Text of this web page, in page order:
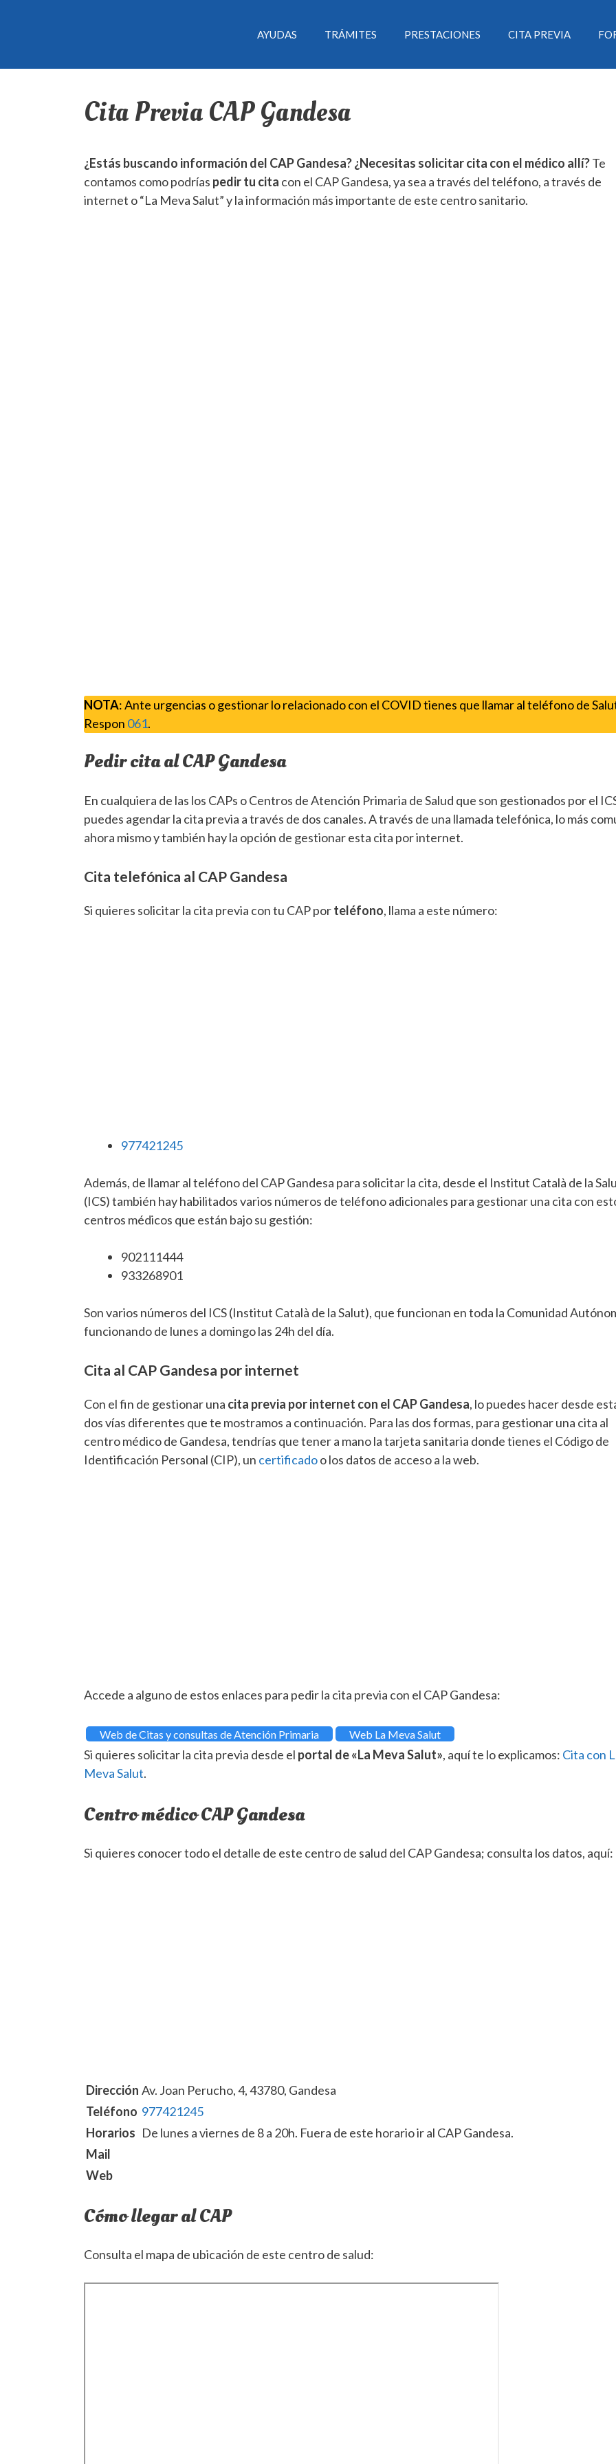
AYUDAS TRÁMITES PRESTACIONES CITA PREVIA
Cita Previa CAP Gandesa
¿Estás buscando información del CAP Gandesa? ¿Necesitas solicitar cita con el médico allí?Te
contamos como podrías pedir tu cita con el CAP Gandesa, ya sea a través del teléfono, a través de
internet o “La Meva Salut” y la información más importante de este centro sanitario.
NOTA: Ante urgencias o gestionar lo relacionado con el COVID tienes que llamar al teléfono de
Respon 061.
Pedir cita al CAP Gandesa
En cualquiera de las los CAPs o Centros de Atención Primaria de Salud que son gestionados por el
puedes agendar la cita previa a través de dos canales. A través de una llamada telefónica, lo más
ahora mismo y también hay la opción de gestionar esta cita por internet.
Cita telefónica al CAP Gandesa
Si quieres solicitar la cita previa con tu CAP porteléfono, llama a este número:
977421245
Además, de llamar al teléfono del CAP Gandesa para solicitar la cita, desde el Institut Català de la
(ICS) también hay habilitados varios números de teléfono adicionales para gestionar una cita con
centros médicos que están bajo su gestión:
902111444
933268901
Son varios números del ICS (Institut Català de la Salut), que funcionan en toda la Comunidad
funcionando de lunes a domingo las 24h del día.
Cita al CAP Gandesa por internet
Con el fin de gestionar una cita previa por internet con el CAP Gandesa, lo puedes hacer desde
dos vías diferentes que te mostramos a continuación. Para las dos formas, para gestionar una cita al
centro médico de Gandesa, tendrías que tener a mano la tarjeta sanitaria donde tienes el Código de
Identificación Personal (CIP), un certificadoo los datos de acceso a la web.
Accede a alguno de estos enlaces para pedir la cita previa con el CAP Gandesa:
Web de Citas y consultas de Atención Primaria Web La Meva Salut
Si quieres solicitar la cita previa desde el portal de «La Meva Salut», aquí te lo explicamos: Cita con
Meva Salut.
Centro médico CAP Gandesa
Si quieres conocer todo el detalle de este centro de salud del CAP Gandesa; consulta los datos, aquí:
Dirección Av. Joan Perucho, 4, 43780, Gandesa
Teléfono 977421245
Horarios De lunes a viernes de 8 a 20h. Fuera de este horario ir al CAP Gandesa.
Mail
Web
Cómo llegar al CAP
Consulta el mapa de ubicación de este centro de salud: